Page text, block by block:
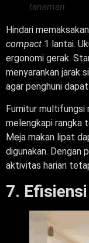
tanaman
Hindari
compact 1 lantai.
ergonomi gerak.
menyarankan jarak
agar penghuni
Furnitur multifungsi
melengkapi rangka
Meja makan lipat
digunakan. Dengan
aktivitas harian
7.